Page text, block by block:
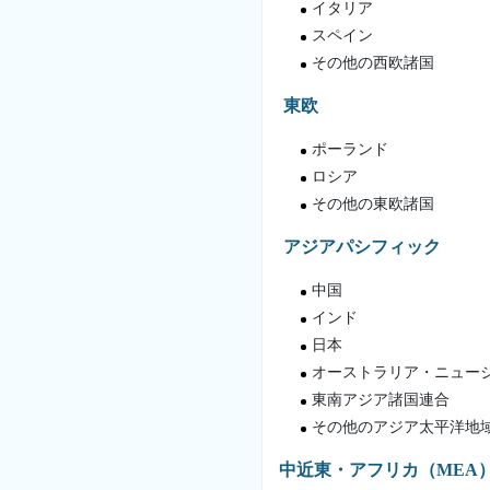
イタリア
スペイン
その他の西欧諸国
東欧
ポーランド
ロシア
その他の東欧諸国
アジアパシフィック
中国
インド
日本
オーストラリア・ニュー
東南アジア諸国連合
その他のアジア太平洋地
中近東・アフリカ（MEA）